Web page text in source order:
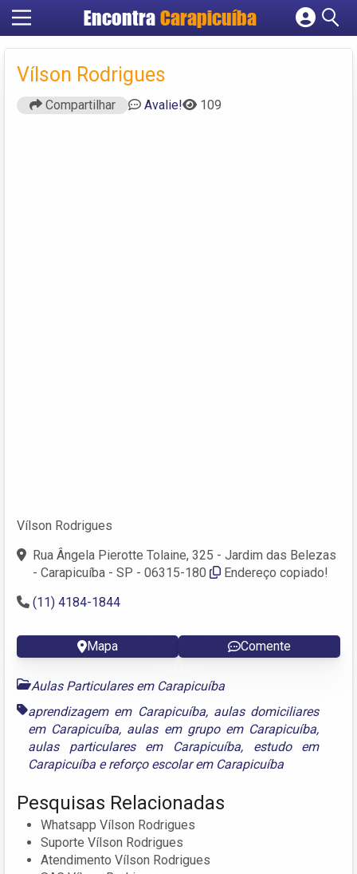
EncontraCarapicuíba
Cadastrar empresa
Criar conta
Vílson Rodrigues
Compartilhar Avalie! 109
Vílson Rodrigues
Rua Ângela Pierotte Tolaine, 325 - Jardim das Belezas
- Carapicuíba - SP - 06315-180
Endereço copiado!
(11) 4184-1844
Mapa Comente
Aulas Particulares em Carapicuíba
aprendizagem em Carapicuíba, aulas domiciliares
em Carapicuíba, aulas em grupo em Carapicuíba,
aulas particulares em Carapicuíba, estudo em
Carapicuíba ereforço escolar em Carapicuíba
Pesquisas Relacionadas
Whatsapp Vílson Rodrigues
Suporte Vílson Rodrigues
Atendimento Vílson Rodrigues